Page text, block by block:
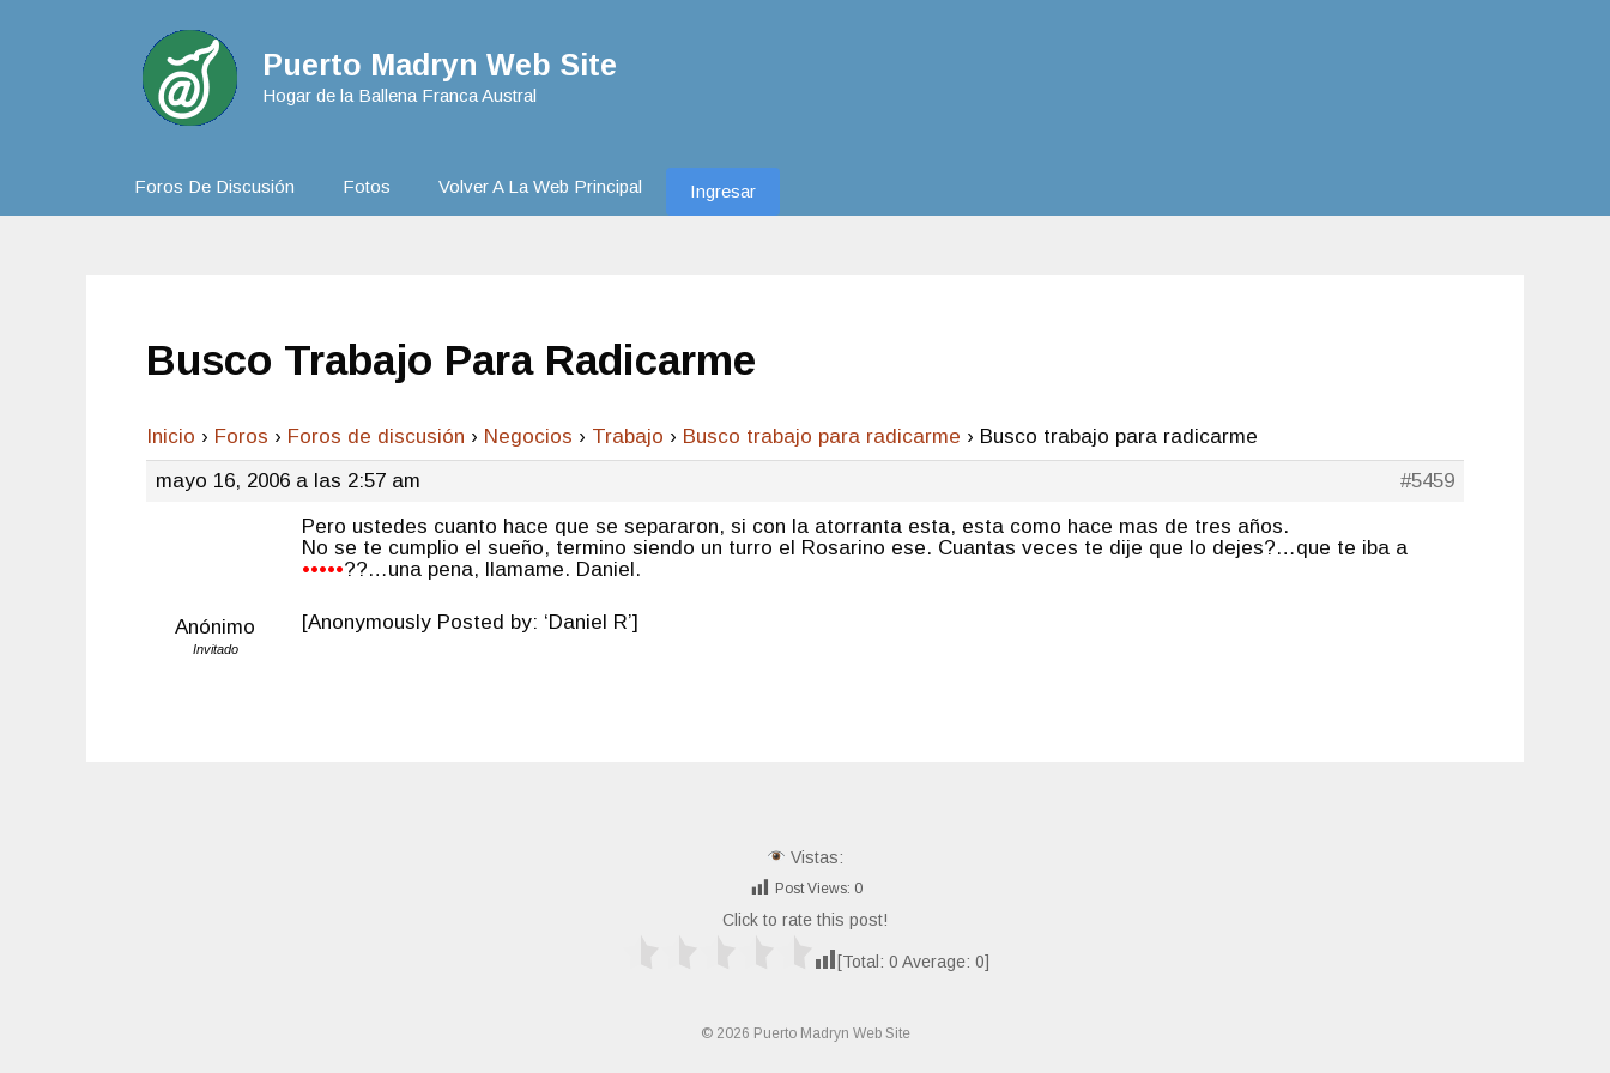
Puerto Madryn Web Site
Hogar de la Ballena Franca Austral
Foros De Discusión Fotos Volver A La Web Principal Ingresar
Busco Trabajo Para Radicarme
Inicio › Foros › Foros de discusión › Negocios › Trabajo › Busco trabajo para radicarme › Busco trabajo para radicarme
mayo 16, 2006 a las 2:57 am
#5459
Anónimo
Invitado
Pero ustedes cuanto hace que se separaron, si con la atorranta esta, esta como hace mas de tres años.
No se te cumplio el sueño, termino siendo un turro el Rosarino ese. Cuantas veces te dije que lo dejes?…que te iba a
•••••??…una pena, llamame. Daniel.
[Anonymously Posted by: ‘Daniel R’]
Vistas:
Post Views: 0
Click to rate this post!
[Total: 0 Average: 0]
© 2026 Puerto Madryn Web Site